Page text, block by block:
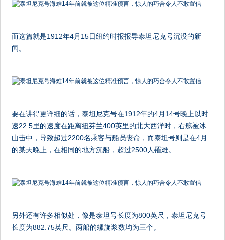
而这篇就是1912年4月15日纽约时报报导泰坦尼克号沉没的新
闻。
要在讲得更详细的话，泰坦尼克号在1912年的4月14号晚上以时
速22.5里的速度在距离纽芬兰400英里的北大西洋时，右舷被冰
山击中，导致超过2200名乘客与船员丧命，而泰坦号则是在4月
的某天晚上，在相同的地方沉船，超过2500人罹难。
另外还有许多相似处，像是泰坦号长度为800英尺，泰坦尼克号
长度为882.75英尺。两船的螺旋浆数均为三个。